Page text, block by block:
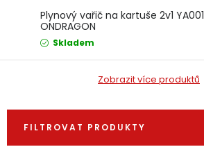
Podmínky ochrany osobních údajů
Plynový vařič na kartuše 2v1 YA001
ONDRAGON
Skladem
Zobrazit více produktů
FILTROVAT PRODUKTY